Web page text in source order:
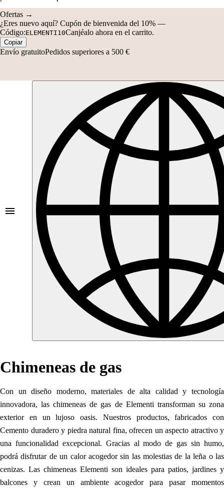
Código:ELEMENTI10Canjéalo ahora en el carrito.
Copiar
Envío gratuitoPedidos superiores a 500 €
Chimeneas de gas
Con un diseño moderno, materiales de alta calidad y tecnología
innovadora, las chimeneas de gas de Elementi transforman su zona
exterior en un lujoso oasis. Nuestros productos, fabricados con
Cemento duradero y piedra natural fina, ofrecen un aspecto atractivo y
una funcionalidad excepcional. Gracias al modo de gas sin humo,
podrá disfrutar de un calor acogedor sin las molestias de la leña o las
cenizas. Las chimeneas Elementi son ideales para patios, jardines y
balcones y crean un ambiente acogedor para pasar momentos